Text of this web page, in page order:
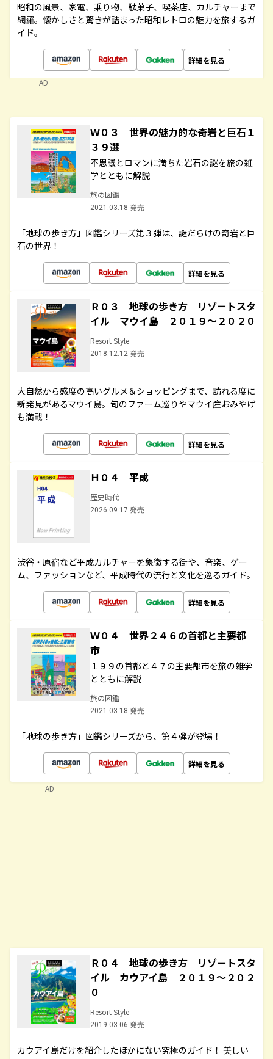
昭和の風景、家電、乗り物、駄菓子、喫茶店、カルチャーまで
網羅。懐かしさと驚きが詰まった昭和レトロの魅力を旅するガ
イド。
詳細を見る
AD
Ｗ０３ 世界の魅力的な奇岩と巨石１
３９選
不思議とロマンに満ちた岩石の謎を旅の雑
学とともに解説
旅の図鑑
2021.03.18 発売
「地球の歩き方」図鑑シリーズ第３弾は、謎だらけの奇岩と巨
石の世界！
詳細を見る
Ｒ０３ 地球の歩き方 リゾートスタ
イル マウイ島 ２０１９～２０２０
Resort Style
2018.12.12 発売
大自然から感度の高いグルメ＆ショッピングまで、訪れる度に
新発見があるマウイ島。旬のファーム巡りやマウイ産おみやげ
も満載！
詳細を見る
Ｈ０４ 平成
歴史時代
2026.09.17 発売
渋谷・原宿など平成カルチャーを象徴する街や、音楽、ゲー
ム、ファッションなど、平成時代の流行と文化を巡るガイド。
詳細を見る
Ｗ０４ 世界２４６の首都と主要都
市
１９９の首都と４７の主要都市を旅の雑学
とともに解説
旅の図鑑
2021.03.18 発売
「地球の歩き方」図鑑シリーズから、第４弾が登場！
詳細を見る
Ｒ０４ 地球の歩き方 リゾートスタ
イル カウアイ島 ２０１９～２０２
０
Resort Style
2019.03.06 発売
カウアイ島だけを紹介したほかにない究極のガイド！ 美しい
AD